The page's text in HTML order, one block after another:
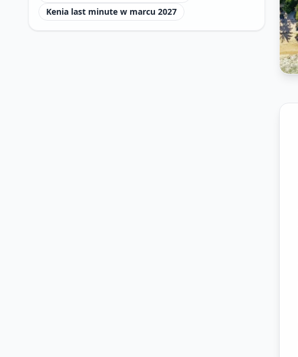
Kenia last minute w marcu 2027